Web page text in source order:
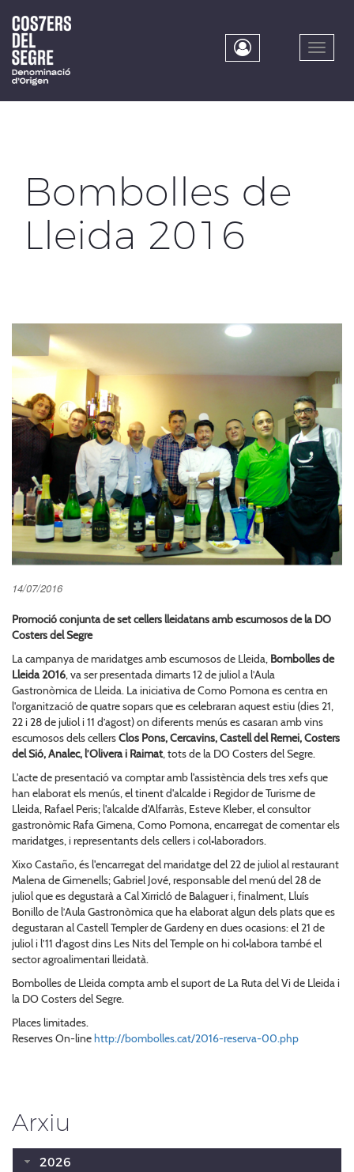
main
content
Toggle
Bombolles de
Lleida 2016
14/07/2016
Promoció conjunta de set cellers lleidatans amb escumosos de la DO
Costers del Segre
La campanya de maridatges amb escumosos de Lleida, Bombolles de
Lleida 2016, va ser presentada dimarts 12 de juliol a l’Aula
Gastronòmica de Lleida. La iniciativa de Como Pomona es centra en
l'organització de quatre sopars que es celebraran aquest estiu (dies 21,
22 i 28 de juliol i 11 d’agost) on diferents menús es casaran amb vins
escumosos dels cellersClos Pons, Cercavins, Castell del Remei, Costers
del Sió, Analec, l’Olivera i Raimat, tots de la DO Costers del Segre.
L'acte de presentació va comptar amb l'assistència dels tres xefs que
han elaborat els menús, el tinent d'alcalde i Regidor de Turisme de
Lleida, Rafael Peris; l'alcalde d'Alfarràs, Esteve Kleber, el consultor
gastronòmic Rafa Gimena, Como Pomona, encarregat de comentar els
maridatges, i representants dels cellers i col•laboradors.
Xixo Castaño, és l'encarregat del maridatge del 22 de juliol al restaurant
Malena de Gimenells; Gabriel Jové, responsable del menú del 28 de
juliol que es degustarà a Cal Xirricló de Balaguer i, finalment, Lluís
Bonillo de l’Aula Gastronòmica que ha elaborat algun dels plats que es
degustaran al Castell Templer de Gardeny en dues ocasions: el 21 de
juliol i l’11 d’agost dins Les Nits del Temple on hi col•labora també el
sector agroalimentari lleidatà.
Bombolles de Lleida compta amb el suport de La Ruta del Vi de Lleida i
la DO Costers del Segre.
Places limitades.
Reserves On-line http://bombolles.cat/2016-reserva-00.php
Arxiu
2026